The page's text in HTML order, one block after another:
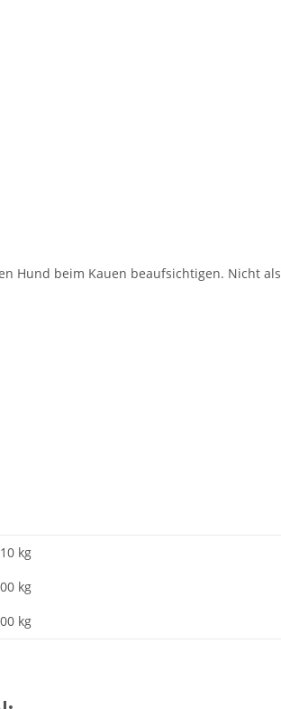
Hund beim Kauen beaufsichtigen. Nicht als
kg
kg
kg